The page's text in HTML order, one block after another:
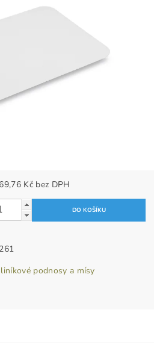
169,76 Kč bez DPH
podnosy a mísy